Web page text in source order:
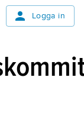
Logga in